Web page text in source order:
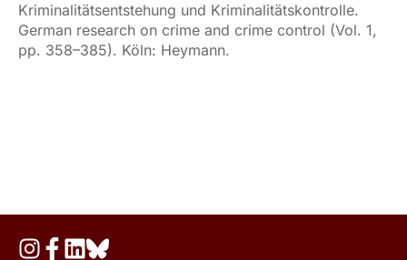
Kriminalitätsentstehung und Kriminalitätskontrolle.
German research on crime and crime control (Vol. 1,
pp. 358–385). Köln: Heymann.